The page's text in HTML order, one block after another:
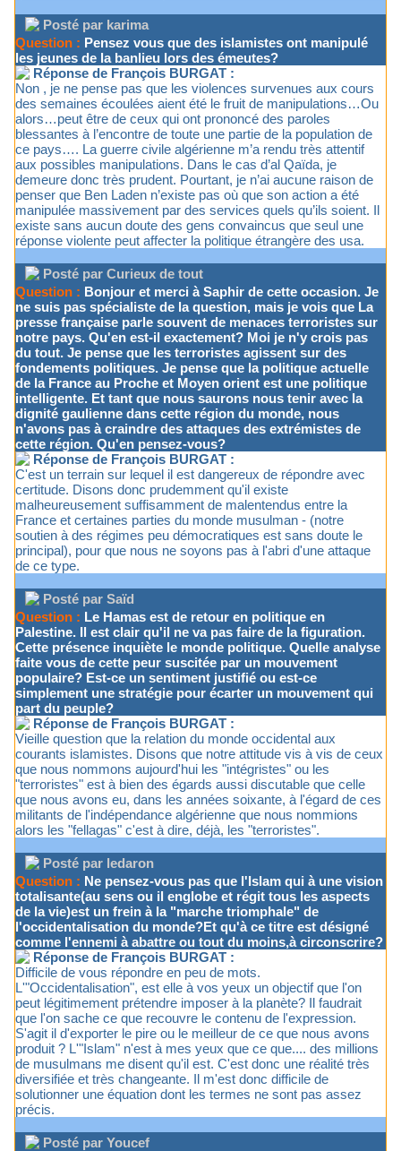
Posté par karima
Question : Pensez vous que des islamistes ont manipulé
les jeunes de la banlieu lors des émeutes?
Réponse de François BURGAT :
Non , je ne pense pas que les violences survenues aux cours
des semaines écoulées aient été le fruit de manipulations…Ou
alors…peut être de ceux qui ont prononcé des paroles
blessantes à l’encontre de toute une partie de la population de
ce pays…. La guerre civile algérienne m’a rendu très attentif
aux possibles manipulations. Dans le cas d’al Qaïda, je
demeure donc très prudent. Pourtant, je n’ai aucune raison de
penser que Ben Laden n’existe pas où que son action a été
manipulée massivement par des services quels qu’ils soient. Il
existe sans aucun doute des gens convaincus que seul une
réponse violente peut affecter la politique étrangère des usa.
Posté par Curieux de tout
Question : Bonjour et merci à Saphir de cette occasion. Je
ne suis pas spécialiste de la question, mais je vois que La
presse française parle souvent de menaces terroristes sur
notre pays. Qu'en est-il exactement? Moi je n'y crois pas
du tout. Je pense que les terroristes agissent sur des
fondements politiques. Je pense que la politique actuelle
de la France au Proche et Moyen orient est une politique
intelligente. Et tant que nous saurons nous tenir avec la
dignité gaulienne dans cette région du monde, nous
n'avons pas à craindre des attaques des extrémistes de
cette région. Qu'en pensez-vous?
Réponse de François BURGAT :
C'est un terrain sur lequel il est dangereux de répondre avec
certitude. Disons donc prudemment qu'il existe
malheureusement suffisamment de malentendus entre la
France et certaines parties du monde musulman - (notre
soutien à des régimes peu démocratiques est sans doute le
principal), pour que nous ne soyons pas à l'abri d'une attaque
de ce type.
Posté par Saïd
Question : Le Hamas est de retour en politique en
Palestine. Il est clair qu'il ne va pas faire de la figuration.
Cette présence inquiète le monde politique. Quelle analyse
faite vous de cette peur suscitée par un mouvement
populaire? Est-ce un sentiment justifié ou est-ce
simplement une stratégie pour écarter un mouvement qui
part du peuple?
Réponse de François BURGAT :
Vieille question que la relation du monde occidental aux
courants islamistes. Disons que notre attitude vis à vis de ceux
que nous nommons aujourd'hui les "intégristes" ou les
"terroristes" est à bien des égards aussi discutable que celle
que nous avons eu, dans les années soixante, à l'égard de ces
militants de l'indépendance algérienne que nous nommions
alors les "fellagas" c'est à dire, déjà, les "terroristes".
Posté par ledaron
Question : Ne pensez-vous pas que l'Islam qui à une vision
totalisante(au sens ou il englobe et régit tous les aspects
de la vie)est un frein à la "marche triomphale" de
l'occidentalisation du monde?Et qu'à ce titre est désigné
comme l'ennemi à abattre ou tout du moins,à circonscrire?
Réponse de François BURGAT :
Difficile de vous répondre en peu de mots.
L'"Occidentalisation", est elle à vos yeux un objectif que l'on
peut légitimement prétendre imposer à la planète? Il faudrait
que l'on sache ce que recouvre le contenu de l'expression.
S'agit il d'exporter le pire ou le meilleur de ce que nous avons
produit ? L'"Islam" n'est à mes yeux que ce que.... des millions
de musulmans me disent qu'il est. C'est donc une réalité très
diversifiée et très changeante. Il m'est donc difficile de
solutionner une équation dont les termes ne sont pas assez
précis.
Posté par Youcef